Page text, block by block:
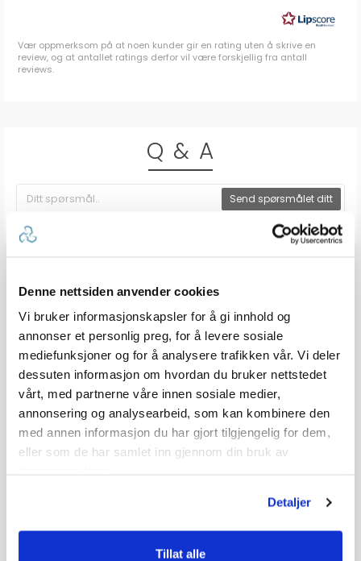
Denne nettsiden anvender cookies
Vi bruker informasjonskapsler for å gi innhold og
annonser et personlig preg, for å levere sosiale
mediefunksjoner og for å analysere trafikken vår. Vi deler
dessuten informasjon om hvordan du bruker nettstedet
vårt, med partnerne våre innen sosiale medier,
annonsering og analysearbeid, som kan kombinere den
med annen informasjon du har gjort tilgjengelig for dem,
eller som de har samlet inn gjennom din bruk av
Detaljer
Tillat alle
5
mulige
Vær oppmerksom på at noen kunder gir en rating uten å skrive en
review, og at antallet ratings derfor vil være forskjellig fra antall
reviews.
Q & A
Send spørsmålet ditt